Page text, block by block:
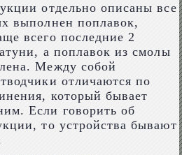
отдельно описаны все
выполнен поплавок,
всего последние 2
а поплавок из смолы
Между собой
отличаются по
который бывает
Если говорить об
то устройства бывают